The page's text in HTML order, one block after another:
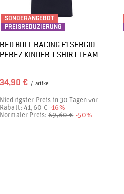
SONDERANGEBOT
PREISREDUZIERUNG
RED BULL RACING F1 SERGIO
PEREZ KINDER-T-SHIRT TEAM
34,90 € / artikel
Niedrigster Preis in 30 Tagen vor
Rabatt:41,60 € -16%
Normaler Preis:69,60 € -50%